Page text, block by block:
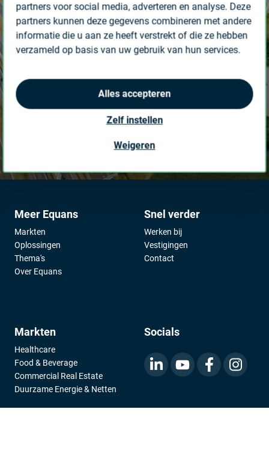
partners voor social media, adverteren en analyse. Deze
partners kunnen deze gegevens combineren met andere
informatie die u aan ze heeft verstrekt of die ze hebben
verzameld op basis van uw gebruik van hun services.
Alles accepteren
Zelf instellen
Weigeren
Joris van Hellenberg Hubar
Meer Equans
Markten
Oplossingen
Thema's
Over Equans
Snel verder
Werken bij
Vestigingen
Contact
Markten
Healthcare
Food & Beverage
Commercial Real Estate
Duurzame Energie & Netten
Socials